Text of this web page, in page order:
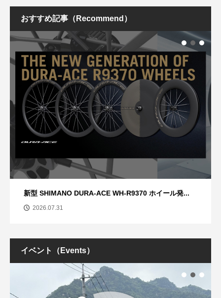
おすすめ記事（Recommend）
新型 SHIMANO DURA-ACE WH-R9370 ホイール発...
2026.07.31
イベント（Events）